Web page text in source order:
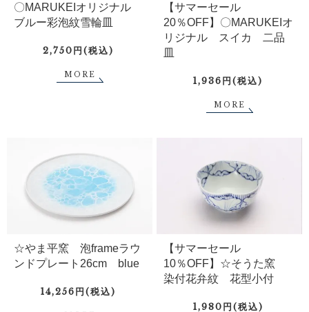
〇MARUKEIオリジナル
ブルー彩泡紋雪輪皿
2,750円(税込)
MORE
【サマーセール
20％OFF】〇MARUKEIオ
リジナル スイカ 二品
皿
1,936円(税込)
MORE
☆やま平窯 泡frameラウ
ンドプレート26cm blue
14,256円(税込)
【サマーセール
10％OFF】☆そうた窯
染付花弁紋 花型小付
1,980円(税込)